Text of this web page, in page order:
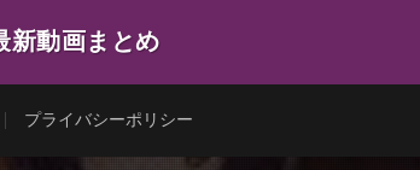
新動画まとめ
プライバシーポリシー